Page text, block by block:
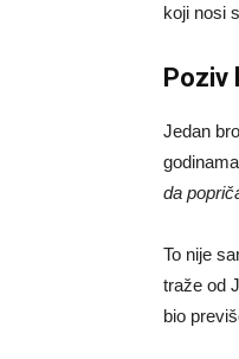
koji nosi
Poziv
Jedan
da
To nije
traže od
bio